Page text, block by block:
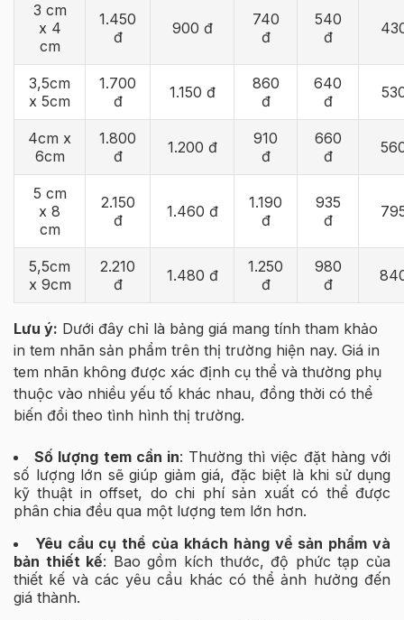
3 cm
x 4
cm
1.450
đ
900 đ
740
đ
540
đ
3,5cm
x 5cm
1.700
đ
1.150 đ
860
đ
640
đ
4cm x
6cm
1.800
đ
1.200 đ
910
đ
660
đ
5 cm
x 8
cm
2.150
đ
1.460 đ
1.190
đ
935
đ
5,5cm
x 9cm
2.210
đ
1.480 đ
1.250
đ
980
đ
Lưu ý: Dưới đây chỉ là bảng giá mang tính tham khảo
in tem nhãn sản phẩm trên thị trường hiện nay. Giá in
tem nhãn không được xác định cụ thể và thường phụ
thuộc vào nhiều yếu tố khác nhau, đồng thời có thể
biến đổi theo tình hình thị trường.
Số lượng tem cần in: Thường thì việc đặt hàng với
số lượng lớn sẽ giúp giảm giá, đặc biệt là khi sử dụng
kỹ thuật in offset, do chi phí sản xuất có thể được
phân chia đều qua một lượng tem lớn hơn.
Yêu cầu cụ thể của khách hàng về sản phẩm và
bản thiết kế: Bao gồm kích thước, độ phức tạp của
thiết kế và các yêu cầu khác có thể ảnh hưởng đến
giá thành.